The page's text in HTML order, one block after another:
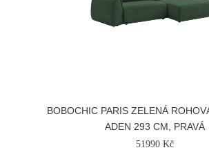
BOBOCHIC PARIS ZELENÁ
ADEN 293 CM, PRAVÁ
51990 Kč